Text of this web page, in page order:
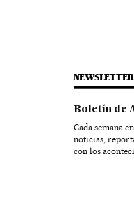
Boletín de
Cada semana
noticias,
con los